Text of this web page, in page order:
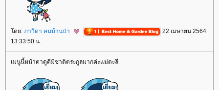
ดย: ภาวิดา คนบ้านป่า
22 เมษายน 2564
13:33:50 น.
เมนูนี้หน้าตาดูดีมีชาติตระกูลมากค่ะแม่ตะลี